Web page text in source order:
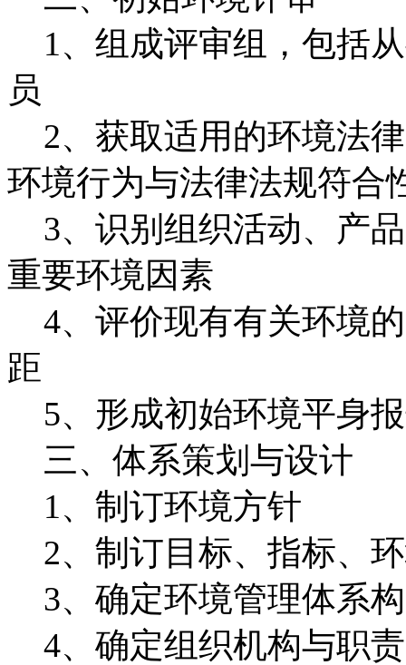
1、组成评审组，包括
员
2、获取适用的环境法
环境行为与法律法规符合
3、识别组织活动、产
重要环境因素
4、评价现有有关环境
距
5、形成初始环境平身
三、体系策划与设计
1、制订环境方针
2、制订目标、指标、
3、确定环境管理体系
4、确定组织机构与职责